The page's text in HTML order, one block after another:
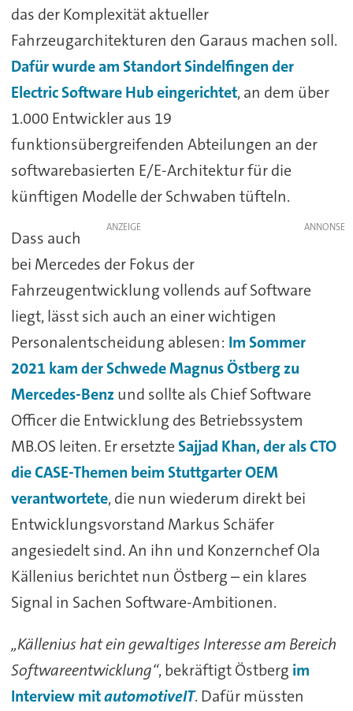
das der Komplexität aktueller
Fahrzeugarchitekturen den Garaus machen soll.
Dafür wurde am Standort Sindelfingen der
Electric Software Hub eingerichtet, an dem über
1.000 Entwickler aus 19
funktionsübergreifenden Abteilungen an der
softwarebasierten E/E-Architektur für die
künftigen Modelle der Schwaben tüfteln.
ANZEIGE
Dass auch
bei Mercedes der Fokus der
Fahrzeugentwicklung vollends auf Software
liegt, lässt sich auch an einer wichtigen
Personalentscheidung ablesen: Im Sommer
2021 kam der Schwede Magnus Östberg zu
Mercedes-Benz und sollte als Chief Software
Officer die Entwicklung des Betriebssystem
MB.OS leiten. Er ersetzteSajjad Khan, der als CTO
die CASE-Themen beim Stuttgarter OEM
verantwortete, die nun wiederum direkt bei
Entwicklungsvorstand Markus Schäfer
angesiedelt sind. An ihn und Konzernchef Ola
Källenius berichtet nun Östberg – ein klares
Signal in Sachen Software-Ambitionen.
„Källenius hat ein gewaltiges Interesse am Bereich
Softwareentwicklung“, bekräftigt Östberg im
Interview mitautomotiveIT. Dafür müssten